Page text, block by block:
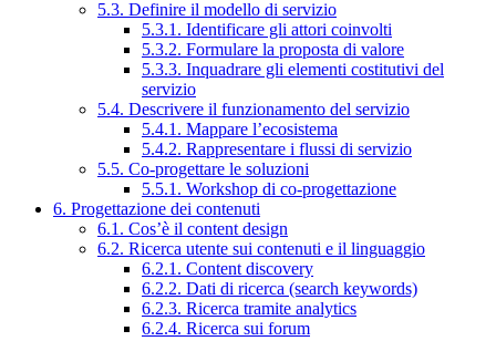
5.3. Definire il modello di servizio
5.3.1. Identificare gli attori coinvolti
5.3.2. Formulare la proposta di valore
5.3.3. Inquadrare gli elementi costitutivi del
servizio
5.4. Descrivere il funzionamento del servizio
5.4.1. Mappare l’ecosistema
5.4.2. Rappresentare i flussi di servizio
5.5. Co-progettare le soluzioni
5.5.1. Workshop di co-progettazione
6. Progettazione dei contenuti
6.1. Cos’è il content design
6.2. Ricerca utente sui contenuti e il linguaggio
6.2.1. Content discovery
6.2.2. Dati di ricerca (search keywords)
6.2.3. Ricerca tramite analytics
6.2.4. Ricerca sui forum